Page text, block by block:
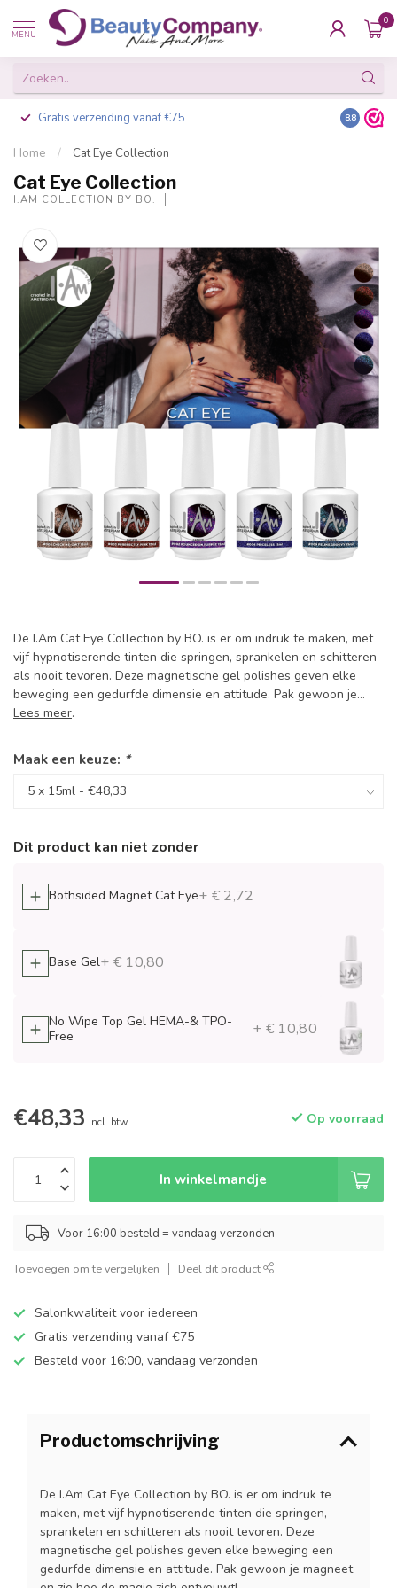
MENU
0
Gratis verzending vanaf €75 Besteld
8.8
Home / Cat Eye Collection
Cat Eye Collection
I.AM COLLECTION BY BO.
De I.Am Cat Eye Collection by BO. is er om indruk te maken, met
vijf hypnotiserende tinten die springen, sprankelen en schitteren
als nooit tevoren. Deze magnetische gel polishes geven elke
beweging een gedurfde dimensie en attitude. Pak gewoon je...
Lees meer.
Maak een keuze: *
Dit product kan niet zonder
Bothsided Magnet Cat Eye+ € 2,72
Base Gel+ € 10,80
No Wipe Top Gel HEMA-& TPO-
Free
+ € 10,80
€48,33 Incl. btw Op voorraad
In winkelmandje
Voor 16:00 besteld = vandaag verzonden
Toevoegen om te vergelijken Deel dit product
Salonkwaliteit voor iedereen
Gratis verzending vanaf €75
Besteld voor 16:00, vandaag verzonden
Productomschrijving
De I.Am Cat Eye Collection by BO. is er om indruk te
maken, met vijf hypnotiserende tinten die springen,
sprankelen en schitteren als nooit tevoren. Deze
magnetische gel polishes geven elke beweging een
gedurfde dimensie en attitude. Pak gewoon je magneet